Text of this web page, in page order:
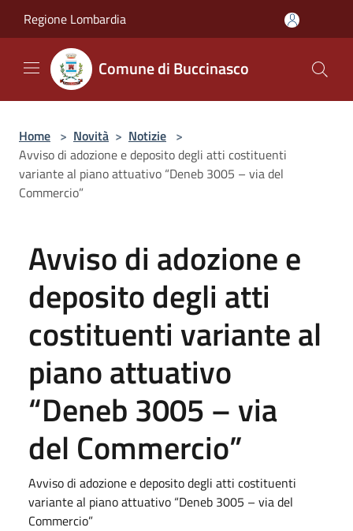
Regione Lombardia
Comune di Buccinasco
Home > Novità > Notizie >
Avviso di adozione e deposito degli atti costituenti
variante al piano attuativo “Deneb 3005 – via del
Commercio”
Avviso di adozione e
deposito degli atti
costituenti variante al
piano attuativo
“Deneb 3005 – via
del Commercio”
Avviso di adozione e deposito degli atti costituenti
variante al piano attuativo “Deneb 3005 – via del
Commercio”